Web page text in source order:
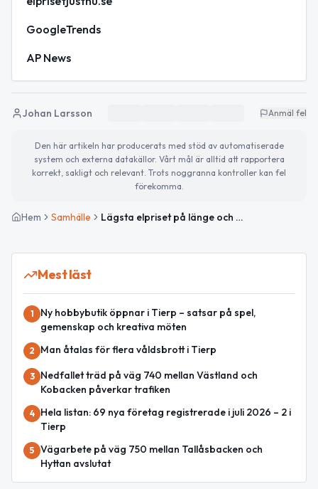
GoogleTrends
AP News
Johan Larsson Anmäl fel
Den här artikeln har producerats med stöd av automatiserade
system och externa datakällor. Vårt mål är alltid att rapportera
korrekt, sakligt och relevant. Trots noggranna kontroller kan fel
förekomma.
Hem Samhälle Lägsta elpriset på länge och firande av Husbilens dag
Mest läst
1
Ny hobbybutik öppnar i Tierp – satsar på spel,
gemenskap och kreativa möten
2 Man åtalas för flera våldsbrott i Tierp
3
Nedfallet träd på väg 740 mellan Västland och
Kobacken påverkar trafiken
4
Hela listan: 69 nya företag registrerade i juli 2026 – 2 i
Tierp
5 Vägarbete på väg 750 mellan Tallåsbacken och
Hyttan avslutat